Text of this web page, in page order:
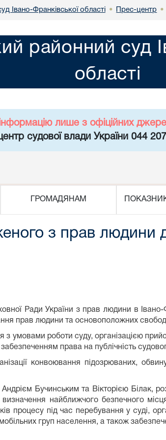
Івано-Франківської області • Прес-центр •
районний суд
області
лише з офіційних
судової влади України 044
ГРОМАДЯНАМ
з прав людини
Ради України з прав людини в Івано-
прав людини та основоположних свобод
умовами роботи суду, організацією
права на публічність
конвоювання підозрюваних,
Бучинським та Вікторією Білак,
визначення найближчого безпечного
процесу під час перебування у суді,
груп населення, а також